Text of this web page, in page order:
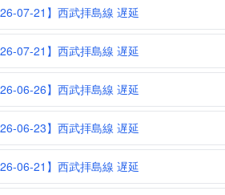
07-21】西武拝島線 遅延
07-21】西武拝島線 遅延
06-26】西武拝島線 遅延
06-23】西武拝島線 遅延
06-21】西武拝島線 遅延